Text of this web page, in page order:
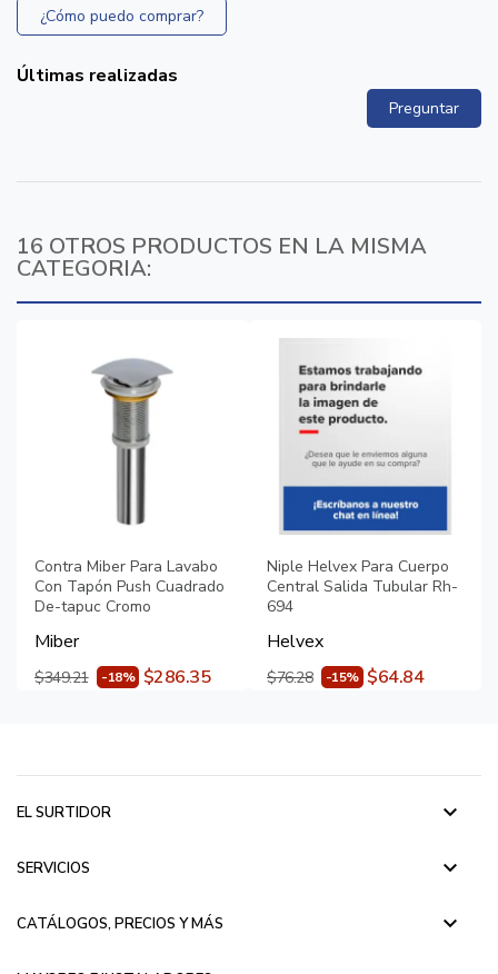
¿Cómo puedo comprar?
Últimas realizadas
Preguntar
16 OTROS PRODUCTOS EN LA MISMA
CATEGORIA:
Contra Miber Para Lavabo
Con Tapón Push Cuadrado
De-tapuc Cromo
Miber
$349.21 -18% $286.35
Niple Helvex Para Cuerpo
Central Salida Tubular Rh-
694
Helvex
$76.28 -15% $64.84
EL SURTIDOR keyboard_arrow_down
SERVICIOS keyboard_arrow_down
CATÁLOGOS, PRECIOS Y MÁS keyboard_arrow_down